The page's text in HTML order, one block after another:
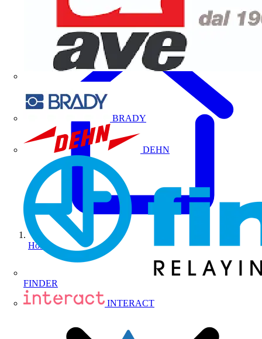
BRADY
DEHN
FINDER
INTERACT
Home